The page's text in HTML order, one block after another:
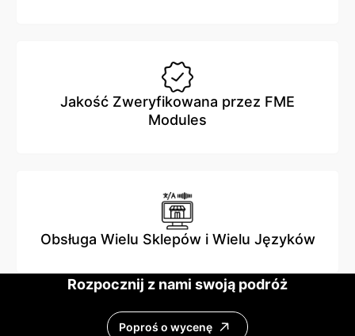
Jakość Zweryfikowana przez FME
Modules
Obsługa Wielu Sklepów i Wielu Języków
Rozpocznij z nami swoją podróż
Poproś o wycenę